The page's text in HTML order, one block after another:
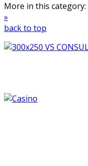
More in this category:
»
back to top